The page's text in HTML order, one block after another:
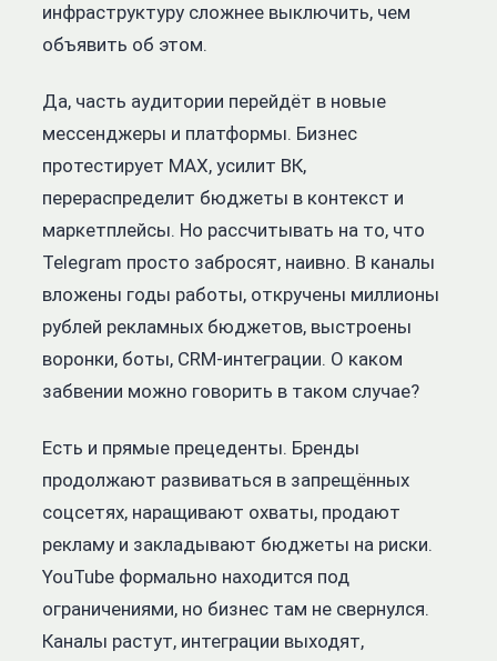
инфраструктуру сложнее выключить, чем
объявить об этом.
Да, часть аудитории перейдёт в новые
мессенджеры и платформы. Бизнес
протестирует MAX, усилит ВК,
перераспределит бюджеты в контекст и
маркетплейсы. Но рассчитывать на то, что
Telegram просто забросят, наивно. В каналы
вложены годы работы, откручены миллионы
рублей рекламных бюджетов, выстроены
воронки, боты, CRM-интеграции. О каком
забвении можно говорить в таком случае?
Есть и прямые прецеденты. Бренды
продолжают развиваться в запрещённых
соцсетях, наращивают охваты, продают
рекламу и закладывают бюджеты на риски.
YouTube формально находится под
ограничениями, но бизнес там не свернулся.
Каналы растут, интеграции выходят,